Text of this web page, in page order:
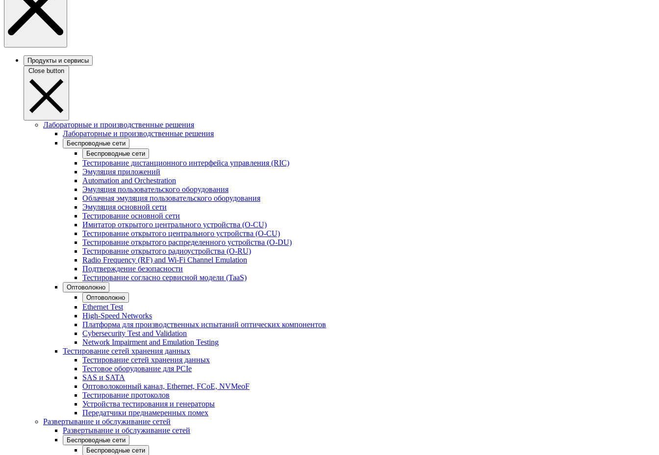
Продукты и сервисы
Close button
Лабораторные и производственные решения
Лабораторные и производственные решения
Беспроводные сети
Беспроводные сети
Тестирование дистанционного интерфейса управления (RIC)
Эмуляция приложений
Automation and Orchestration
Эмуляция пользовательского оборудования
Облачная эмуляция пользовательского оборудования
Эмуляция основной сети
Тестирование основной сети
Имитатор открытого центрального устройства (O-CU)
Тестирование открытого центрального устройства (O-CU)
Тестирование открытого распределенного устройства (O-DU)
Тестирование открытого радиоустройства (O-RU)
Radio Frequency (RF) and Wi-Fi Channel Emulation
Подтверждение безопасности
Тестирование согласно сервисной модели (TaaS)
Оптоволокно
Оптоволокно
Ethernet Test
High-Speed Networks
Платформа для производственных испытаний оптических компонентов
Cybersecurity Test and Validation
Network Impairment and Emulation Testing
Тестирование сетей хранения данных
Тестирование сетей хранения данных
Тестовое оборудование для PCIe
SAS и SATA
Оптоволоконный канал, Ethernet, FCoE, NVMeoF
Тестирование протоколов
Устройства тестирования и генераторы
Передатчики преднамеренных помех
Развертывание и обслуживание сетей
Развертывание и обслуживание сетей
Беспроводные сети
Беспроводные сети